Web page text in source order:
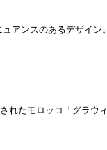
アンスのあるデザイン
れたモロッコ「グラウ